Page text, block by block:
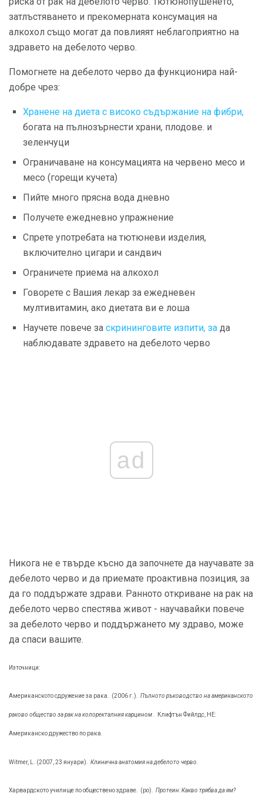
затлъстяването и прекомерната консумация на
алкохол също могат да повлияят неблагоприятно на
здравето на дебелото черво.
Помогнете на дебелото черво да функционира най-
добре чрез:
Хранене на диета с високо съдържание на фибри,
богата на пълнозърнести храни, плодове. и
зеленчуци
Ограничаване на консумацията на червено месо и
месо (горещи кучета)
Пийте много прясна вода дневно
Получете ежедневно упражнение
Спрете употребата на тютюневи изделия,
включително цигари и сандвич
Ограничете приема на алкохол
Говорете с Вашия лекар за ежедневен
мултивитамин, ако диетата ви е лоша
Научете повече за скрининговите изпити, за да
наблюдавате здравето на дебелото черво
ad
Никога не е твърде късно да започнете да научавате за
дебелото черво и да приемате проактивна позиция, за
да го поддържате здрави. Ранното откриване на рак на
дебелото черво спестява живот - научавайки повече
за дебелото черво и поддържането му здраво, може
да спаси вашите.
Източници:
Американското сдружение за рака. (2006 г.). Пълното ръководство на американското
раково общество за рак на колоректалния карцином. Клифтън Фийлдс, НЕ:
Американско дружество по рака.
Witmer, L. (2007, 23 януари). Клинична анатомия на дебелото черво.
Харвардското училище по обществено здраве. (ро). Протеин: Какво трябва да ям?